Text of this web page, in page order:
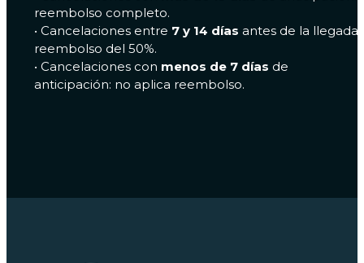
reembolso completo.
•⁠ ⁠Cancelaciones entre 7 y 14 días antes de la llegada:
reembolso del 50%.
•⁠ ⁠Cancelaciones con menos de 7 días de
anticipación: no aplica reembolso.